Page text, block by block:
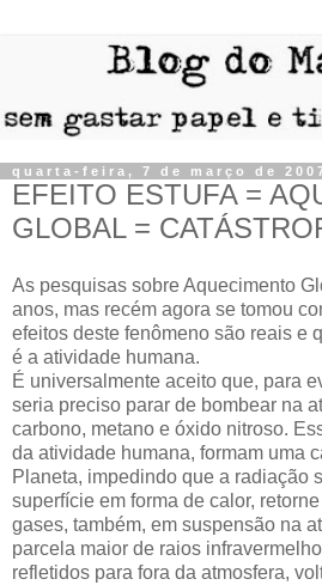
quarta-feira, 7 de março de
EFEITO ESTUFA =
GLOBAL =
As pesquisas sobre Aquecimento
anos, mas recém agora se tomou
efeitos deste fenômeno são reais e
é a atividade humana.
É universalmente aceito que, para
seria preciso parar de bombear na
carbono, metano e óxido nitroso.
da atividade humana, formam uma
Planeta, impedindo que a radiação
superfície em forma de calor,
gases, também, em suspensão na
parcela maior de raios
refletidos para fora da atmosfera,